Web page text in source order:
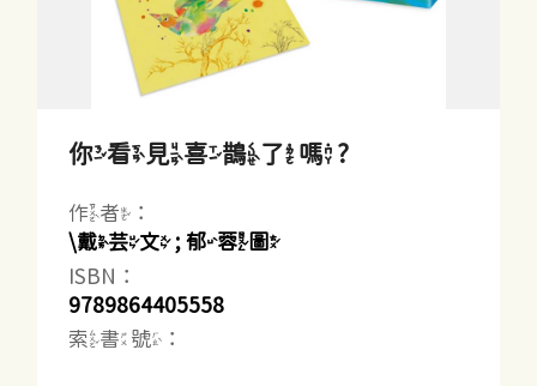
你看見喜鵲了嗎?
作者：
\戴芸文 ; 郁蓉圖
ISBN：
9789864405558
索書號：